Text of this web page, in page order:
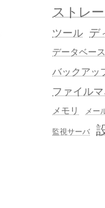
ストレ
ツール デ
データベース
バックアッ
ファイル
メモリ メー
監視サーバ